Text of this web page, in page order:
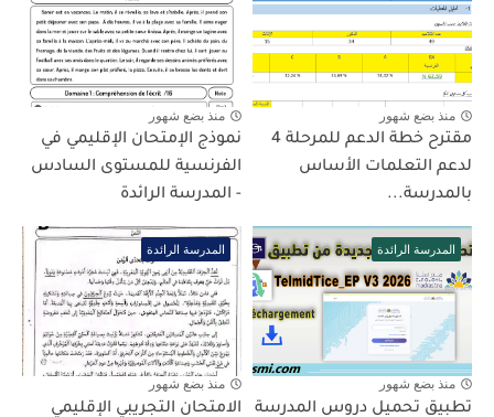
منذ بضع شهور
مقترح خطة الدعم للمرحلة 4
لدعم التعلمات الأساس
بالمدرسة...
منذ بضع شهور
نموذج الإمتحان الإقليمي في
الفرنسية للمستوى السادس
- المدرسة الرائدة
المدرسة الرائدة
منذ بضع شهور
تطبيق تحميل دروس المدرسة
المدرسة الرائدة
منذ بضع شهور
الامتحان التجريبي الإقليمي